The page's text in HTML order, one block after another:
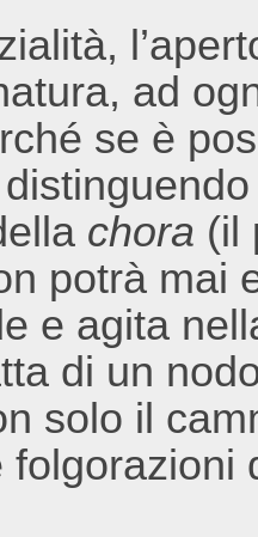
ad
se è
chora (il
potrà mai
e agita
di un
solo il
folgorazioni